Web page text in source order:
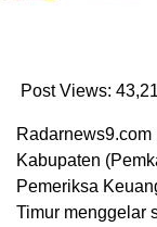
Post Views:
Kabupaten
Pemeriksa
Timur menggelar